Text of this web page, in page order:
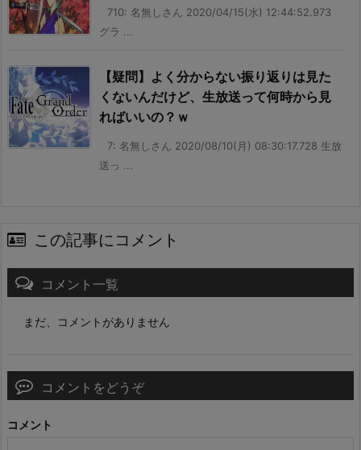
710: 名無しさん 2020/04/15(水) 12:44:52.973
グラ ...
【疑問】よく分からない振り返りは見た
くないんだけど、生放送って何時から見
ればいいの？ｗ
7: 名無しさん 2020/08/10(月) 08:30:17.728 生放
送っ ...
この記事にコメント
コメント一覧
まだ、コメントがありません
コメントをどうぞ
コメント